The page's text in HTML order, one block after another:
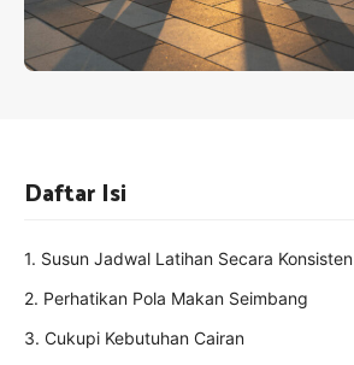
Daftar Isi
1. Susun Jadwal Latihan Secara Konsisten
2. Perhatikan Pola Makan Seimbang
3. Cukupi Kebutuhan Cairan